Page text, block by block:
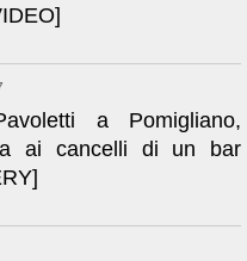
a Pomigliano,
ai cancelli di un bar